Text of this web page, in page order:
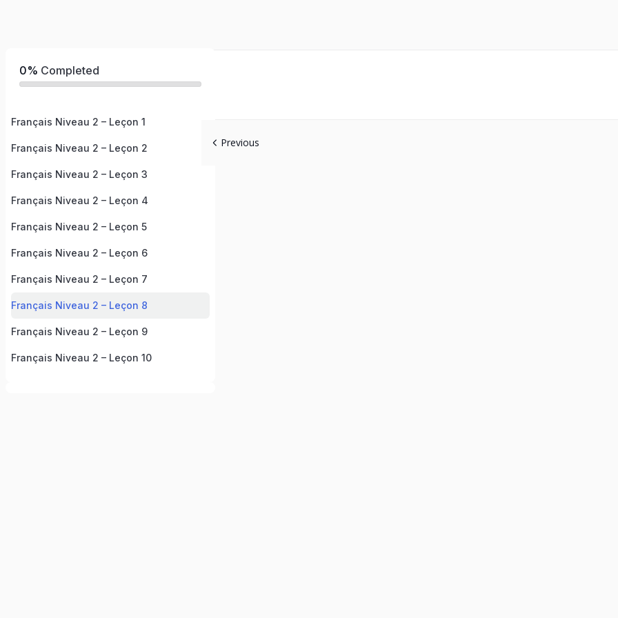
0% Completed
Français Niveau 2 – Leçon 1
Français Niveau 2 – Leçon 2
Français Niveau 2 – Leçon 3
Français Niveau 2 – Leçon 4
Français Niveau 2 – Leçon 5
Français Niveau 2 – Leçon 6
Français Niveau 2 – Leçon 7
Français Niveau 2 – Leçon 8
Français Niveau 2 – Leçon 9
Français Niveau 2 – Leçon 10
Previous